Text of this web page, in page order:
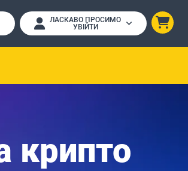
ЛАСКАВО ПРОСИМО
УВІЙТИ
крипто